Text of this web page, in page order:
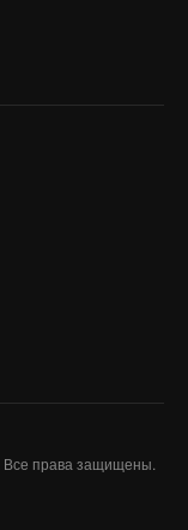
Все права защищены.